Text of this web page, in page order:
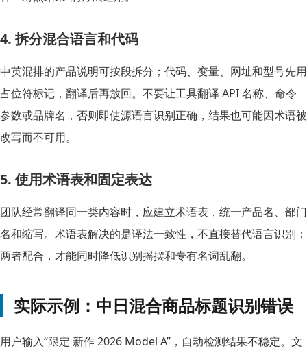
4. 拆分混合语言和代码
中英混排的产品说明可按段拆分；代码、变量、网址和型号先用
占位符标记，翻译后再放回。不要让工具翻译 API 名称、命令
参数或品牌名，否则即使源语言识别正确，结果也可能因术语被
改写而不可用。
5. 使用术语表和固定表达
团队经常翻译同一类内容时，应建立术语表，统一产品名、部门
名和缩写。术语表解决的是译法一致性，不直接替代语言识别；
两者配合，才能同时降低识别摇摆和专有名词乱翻。
实际示例：中日混合商品标题识别错误
用户输入“限定 新作 2026 Model A”，自动检测结果不稳定。文